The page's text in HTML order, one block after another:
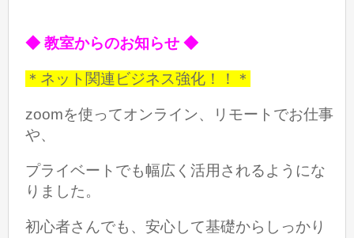
◆ 教室からのお知らせ ◆
＊ネット関連ビジネス強化！！＊
zoomを使ってオンライン、リモートでお仕事
や、
プライベートでも幅広く活用されるようにな
りました。
初心者さんでも、安心して基礎からしっかり